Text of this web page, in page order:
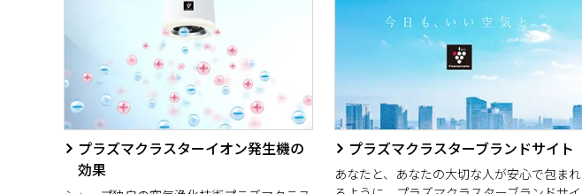
プラズマクラスターイオン発生機の
効果
プラズマクラスターブランドサイト
あなたと、あなたの大切な人が安心で包まれ